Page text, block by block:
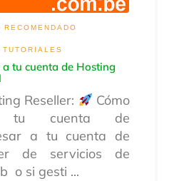
RECOMENDADO
tu cuenta de Hosting
Reseller:
Cómo
tu cuenta de
a tu cuenta de
de servicios de
o si gesti ...